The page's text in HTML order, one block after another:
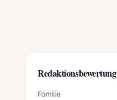
Redaktionsbewertung
Familie